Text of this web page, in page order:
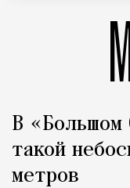
В «Большом
такой
метров